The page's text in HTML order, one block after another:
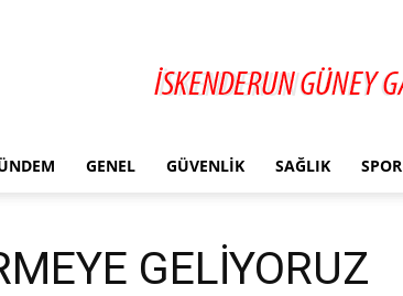
GENEL GÜVENLIK SAĞLIK SPOR
GELİYORUZ